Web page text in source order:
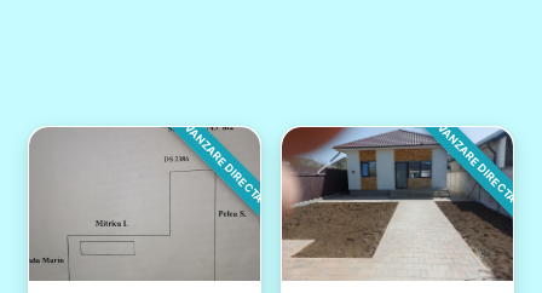
VANZARE DIRECTA VANZARE DIRECTA